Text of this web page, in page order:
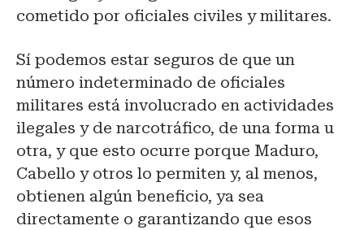
cometido por oficiales civiles y militares.
Sí podemos estar seguros de que un
número indeterminado de oficiales
militares está involucrado en actividades
ilegales y de narcotráfico, de una forma u
otra, y que esto ocurre porque Maduro,
Cabello y otros lo permiten y, al menos,
obtienen algún beneficio, ya sea
directamente o garantizando que esos